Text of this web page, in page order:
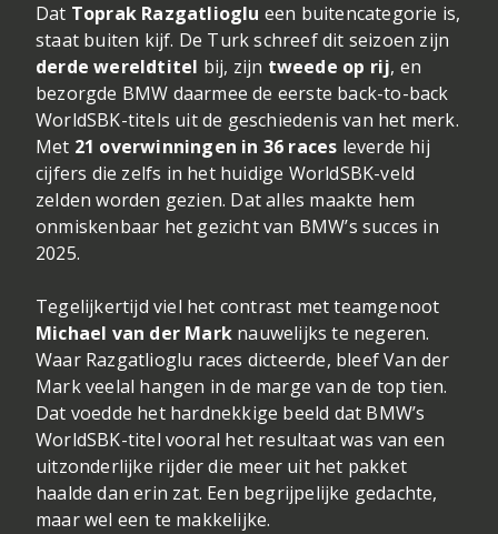
Dat Toprak Razgatlioglu een buitencategorie is,
staat buiten kijf. De Turk schreef dit seizoen zijn
derde wereldtitel bij, zijn tweede op rij, en
bezorgde BMW daarmee de eerste back-to-back
WorldSBK-titels uit de geschiedenis van het merk.
Met 21 overwinningen in 36 races leverde hij
cijfers die zelfs in het huidige WorldSBK-veld
zelden worden gezien. Dat alles maakte hem
onmiskenbaar het gezicht van BMW’s succes in
2025.
Tegelijkertijd viel het contrast met teamgenoot
Michael van der Mark nauwelijks te negeren.
Waar Razgatlioglu races dicteerde, bleef Van der
Mark veelal hangen in de marge van de top tien.
Dat voedde het hardnekkige beeld dat BMW’s
WorldSBK-titel vooral het resultaat was van een
uitzonderlijke rijder die meer uit het pakket
haalde dan erin zat. Een begrijpelijke gedachte,
maar wel een te makkelijke.